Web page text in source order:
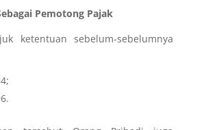
Pemotong Pajak
ketentuan sebelum-sebelumnya